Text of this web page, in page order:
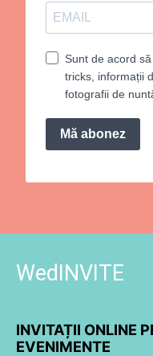
Sunt de acord
tricks, informații
fotografii de
Mă abonez
WedINVITE
INVITAȚII ONLINE
EVENIMENTE